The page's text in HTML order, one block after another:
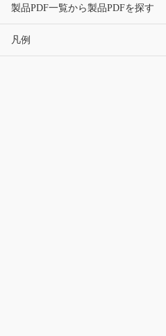
製品PDF一覧から製品PDFを探す
凡例